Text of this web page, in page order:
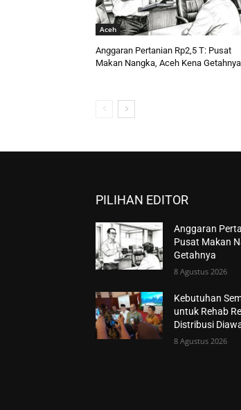
Aceh
Anggaran Pertanian Rp2,5 T: Pusat
Makan Nangka, Aceh Kena Getahnya
PILIHAN EDITOR
Anggaran
Pusat Makan
Getahnya
8 Agustus 2026
Kebutuhan
untuk Rehab
Distribusi
8 Agustus 2026